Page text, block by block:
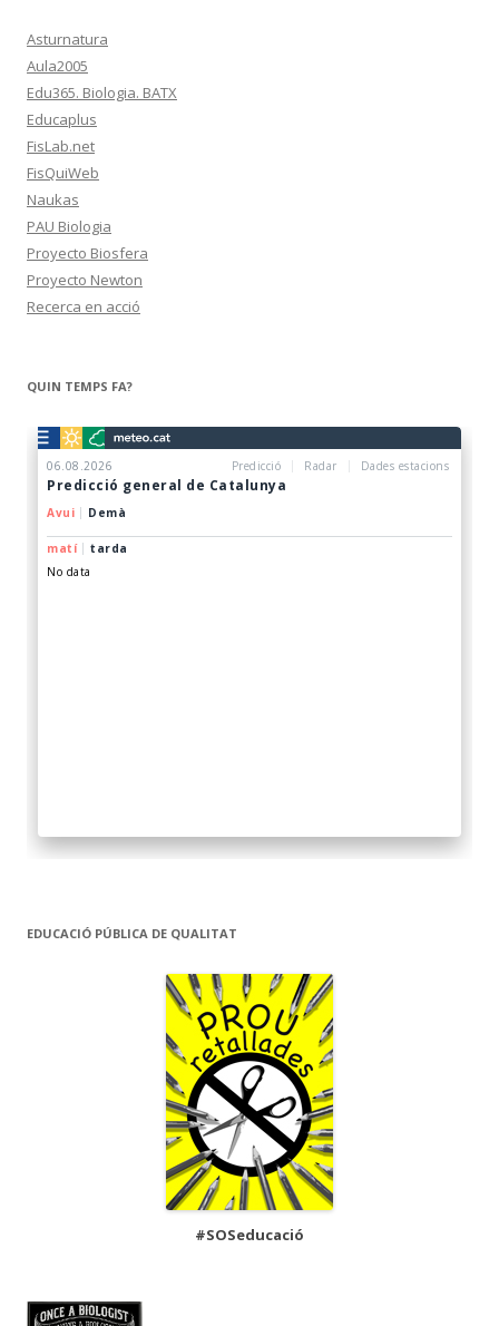
Asturnatura
Aula2005
Edu365. Biologia. BATX
Educaplus
FisLab.net
FisQuiWeb
Naukas
PAU Biologia
Proyecto Biosfera
Proyecto Newton
Recerca en acció
QUIN TEMPS FA?
EDUCACIÓ PÚBLICA DE QUALITAT
#SOSeducació